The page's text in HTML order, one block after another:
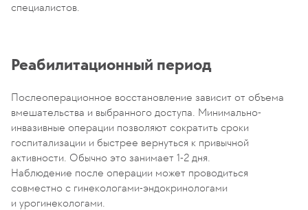
специалистов.
Реабилитационный период
Послеоперационное восстановление зависит от объема
вмешательства и выбранного доступа. Минимально-
инвазивные операции позволяют сократить сроки
госпитализации и быстрее вернуться к привычной
активности. Обычно это занимает 1-2 дня.
Наблюдение после операции может проводиться
совместно с гинекологами-эндокринологами
и урогинекологами.